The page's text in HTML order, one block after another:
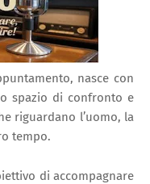
nasce con
spazio di confronto e
riguardano l’uomo, la
tempo.
di accompagnare